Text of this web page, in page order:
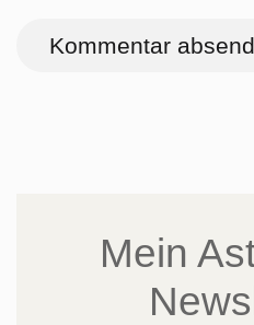
Kommentar
Mein